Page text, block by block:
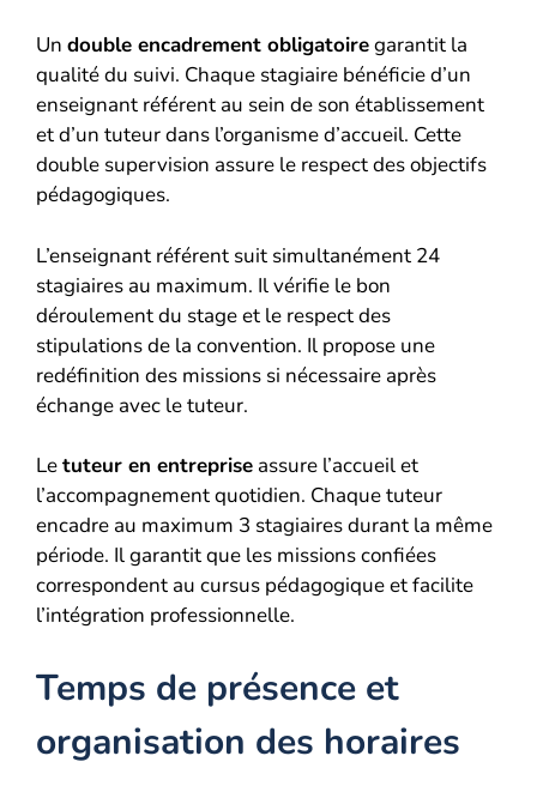
Un double encadrement obligatoiregarantit la
qualité du suivi. Chaque stagiaire bénéficie d’un
enseignant référent au sein de son établissement
et d’un tuteur dans l’organisme d’accueil. Cette
double supervision assure le respect des objectifs
pédagogiques.
L’enseignant référent suit simultanément 24
stagiaires au maximum. Il vérifie le bon
déroulement du stage et le respect des
stipulations de la convention. Il propose une
redéfinition des missions si nécessaire après
échange avec le tuteur.
Letuteur en entreprise assure l’accueil et
l’accompagnement quotidien. Chaque tuteur
encadre au maximum 3 stagiaires durant la même
période. Il garantit que les missions confiées
correspondent au cursus pédagogique et facilite
l’intégration professionnelle.
Temps de présence et
organisation des horaires